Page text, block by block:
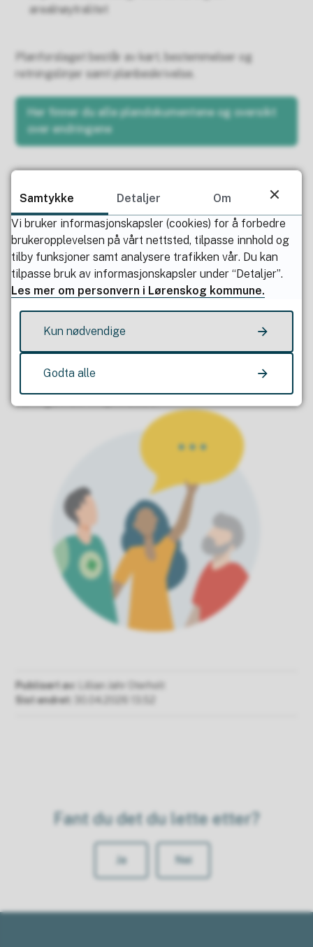
arealnøytralitet
Planforslaget består av kart, bestemmelser og
retningslinjer samt planbeskrivelse.
Her finner du alle plandokumentene og oversikt
over endringene
Velkommen til Innbyggermøte 4. mars kl. 18 i
Vasshjulet, Lørenskog hus.
Se invitasjon til innbyggermøte (PDF, 232 kB)
Meld deg på innbyggermøte
Publisert av
Lillian Jahr Oterholt
Sist endret
Fant du det du lette etter?
Ja Nei
Samtykke Detaljer
Om
Vi bruker informasjonskapsler (cookies) for å forbedre
brukeropplevelsen på vårt nettsted, tilpasse innhold og
tilby funksjoner samt analysere trafikken vår. Du kan
tilpasse bruk av informasjonskapsler under “Detaljer”.
Les mer om personvern i Lørenskog kommune.
Kun nødvendige
Godta alle